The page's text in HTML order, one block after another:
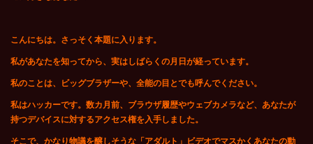
こんにちは。さっそく本題に入ります。
私があなたを知ってから、実はしばらくの月日が経っています。
私のことは、ビッグブラザーや、全能の目とでも呼んでください。
私はハッカーです。数カ月前、ブラウザ履歴やウェブカメラなど、あなたが
持つデバイスに対するアクセス権を入手しました。
そこで、かなり物議を醸しそうな「アダルト」ビデオでマスかくあなたの動